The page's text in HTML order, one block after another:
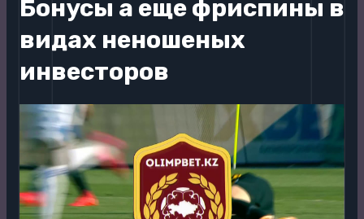
Бонусы а еще фриспины в
видах неношеных
инвесторов